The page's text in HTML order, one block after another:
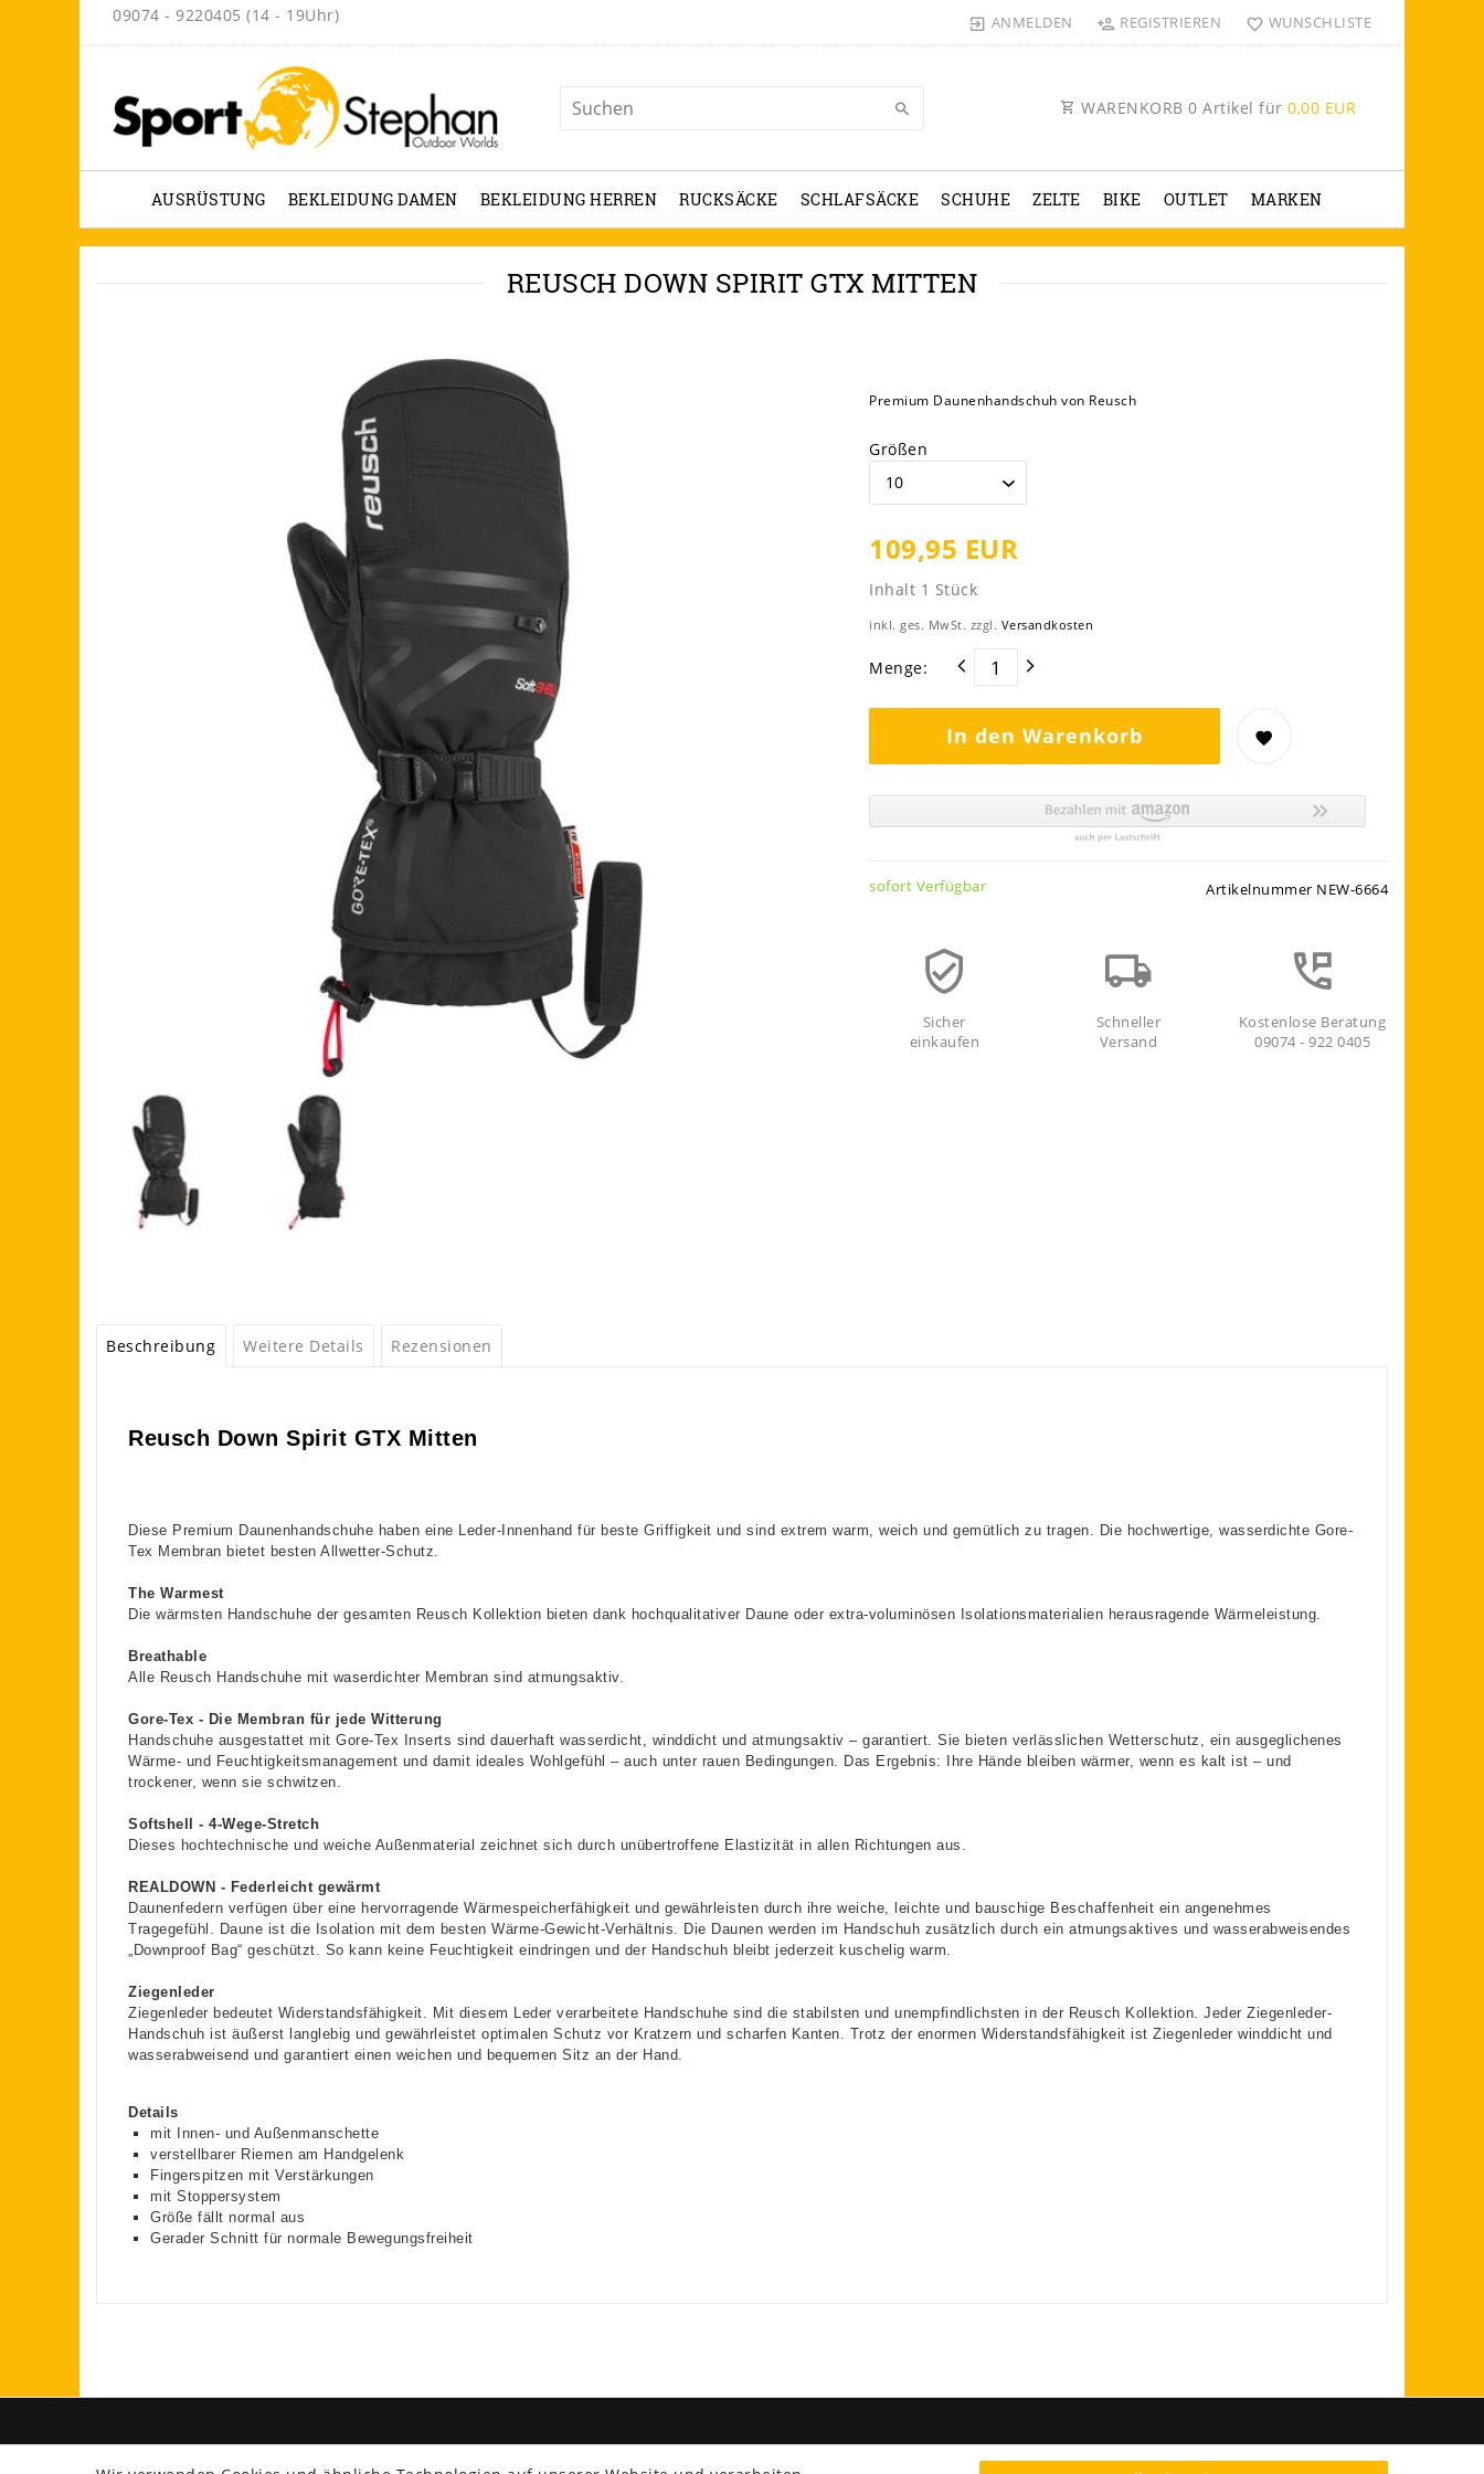
09074 - 9220405 (14 - 19Uhr) ANMELDEN REGISTRIEREN WUNSCHLISTE
WARENKORB 0 Artikel für 0,00 EUR
AUSRÜSTUNG BEKLEIDUNG DAMEN BEKLEIDUNG HERREN RUCKSÄCKE SCHLAFSÄCKE SCHUHE ZELTE BIKE OUTLET MARKEN
REUSCH DOWN SPIRIT GTX MITTEN
Premium Daunenhandschuh von Reusch
Größen
109,95 EUR
Inhalt 1 Stück
inkl. ges. MwSt. zzgl. Versandkosten
Menge:
In den Warenkorb
sofort Verfügbar Artikelnummer NEW-6664
Sicher
einkaufen
Schneller
Versand
Kostenlose Beratung
09074 - 922 0405
Beschreibung Weitere Details Rezensionen
Reusch Down Spirit GTX Mitten
Diese Premium Daunenhandschuhe haben eine Leder-Innenhand für beste Griffigkeit und sind extrem warm, weich und gemütlich zu tragen. Die hochwertige, wasserdichte Gore-
Tex Membran bietet besten Allwetter-Schutz.
The Warmest
Die wärmsten Handschuhe der gesamten Reusch Kollektion bieten dank hochqualitativer Daune oder extra-voluminösen Isolationsmaterialien herausragende Wärmeleistung.
Breathable
Alle Reusch Handschuhe mit waserdichter Membran sind atmungsaktiv.
Gore-Tex - Die Membran für jede Witterung
Handschuhe ausgestattet mit Gore-Tex Inserts sind dauerhaft wasserdicht, winddicht und atmungsaktiv – garantiert. Sie bieten verlässlichen Wetterschutz, ein ausgeglichenes
Wärme- und Feuchtigkeitsmanagement und damit ideales Wohlgefühl – auch unter rauen Bedingungen. Das Ergebnis: Ihre Hände bleiben wärmer, wenn es kalt ist – und
trockener, wenn sie schwitzen.
Softshell - 4-Wege-Stretch
Dieses hochtechnische und weiche Außenmaterial zeichnet sich durch unübertroffene Elastizität in allen Richtungen aus.
REALDOWN - Federleicht gewärmt
Daunenfedern verfügen über eine hervorragende Wärmespeicherfähigkeit und gewährleisten durch ihre weiche, leichte und bauschige Beschaffenheit ein angenehmes
Tragegefühl. Daune ist die Isolation mit dem besten Wärme-Gewicht-Verhältnis. Die Daunen werden im Handschuh zusätzlich durch ein atmungsaktives und wasserabweisendes
„Downproof Bag“ geschützt. So kann keine Feuchtigkeit eindringen und der Handschuh bleibt jederzeit kuschelig warm.
Ziegenleder
Ziegenleder bedeutet Widerstandsfähigkeit. Mit diesem Leder verarbeitete Handschuhe sind die stabilsten und unempfindlichsten in der Reusch Kollektion. Jeder Ziegenleder-
Handschuh ist äußerst langlebig und gewährleistet optimalen Schutz vor Kratzern und scharfen Kanten. Trotz der enormen Widerstandsfähigkeit ist Ziegenleder winddicht und
wasserabweisend und garantiert einen weichen und bequemen Sitz an der Hand.
Details
mit Innen- und Außenmanschette
verstellbarer Riemen am Handgelenk
Fingerspitzen mit Verstärkungen
mit Stoppersystem
Größe fällt normal aus
Gerader Schnitt für normale Bewegungsfreiheit